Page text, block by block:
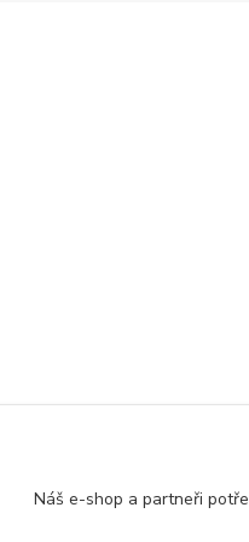
Náš e-shop a partneři